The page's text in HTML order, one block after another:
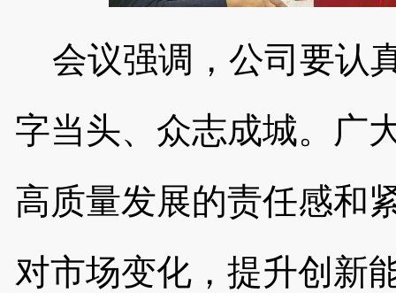
会议强调，公司要认
字当头、众志成城。 广
高质量发展的责任感和
对市场变化，提升创新